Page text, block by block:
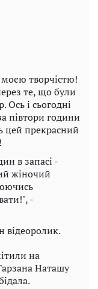
творчістю!
те, що були
Ось і сьогодні
півтори години
цей прекрасний
в запасі -
жіночий
-
відеоролик.
на
Наташу